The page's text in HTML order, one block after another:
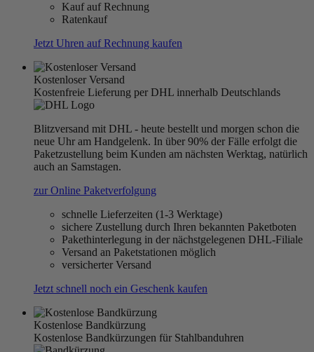
Kauf auf Rechnung
Ratenkauf
Jetzt Uhren auf Rechnung kaufen
Kostenloser Versand
Kostenfreie Lieferung per DHL innerhalb Deutschlands
Blitzversand mit DHL - heute bestellt und morgen schon die
neue Uhr am Handgelenk. In über 90% der Fälle erfolgt die
Paketzustellung beim Kunden am nächsten Werktag, natürlich
auch an Samstagen.
zur Online Paketverfolgung
schnelle Lieferzeiten (1-3 Werktage)
sichere Zustellung durch Ihren bekannten Paketboten
Pakethinterlegung in der nächstgelegenen DHL-Filiale
Versand an Paketstationen möglich
versicherter Versand
Jetzt schnell noch ein Geschenk kaufen
Kostenlose Bandkürzung
Kostenlose Bandkürzungen für Stahlbanduhren